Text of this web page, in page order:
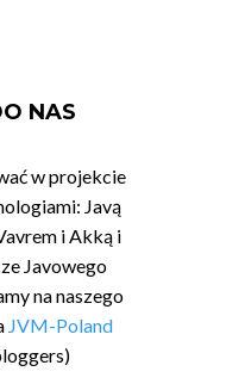
NAS
w projekcie
Javą
i Akką i
Javowego
na naszego
JVM-Poland